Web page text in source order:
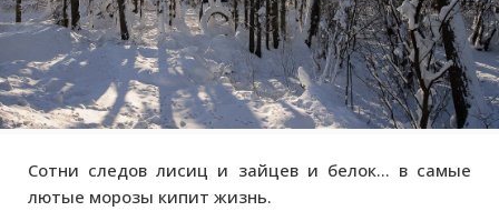
Сотни следов лисиц и зайцев и белок... в самые
лютые морозы кипит жизнь.